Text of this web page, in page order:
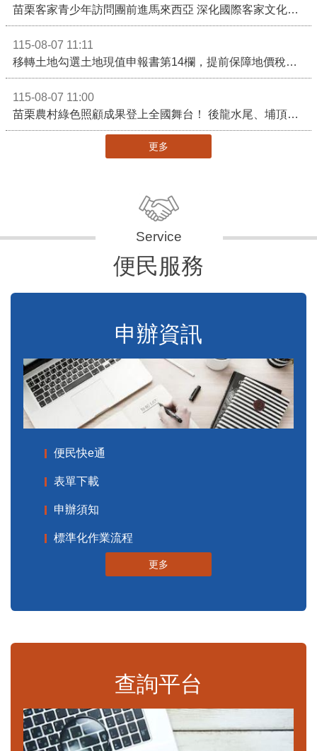
苗栗客家青少年訪問團前進馬來西亞 深化國際客家文化交流
115-08-07 11:11
移轉土地勾選土地現值申報書第14欄，提前保障地價稅節稅權益
115-08-07 11:00
苗栗農村綠色照顧成果登上全國舞台！ 後龍水尾、埔頂社區前進2026高齡健康產業博覽會
更多
便民服務
申辦資訊
便民快e通
表單下載
申辦須知
標準化作業流程
更多
查詢平台